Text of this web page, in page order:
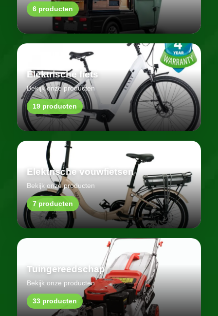
6 producten
Elektrische fiets
Bekijk onze producten
19 producten
Elektrische vouwfietsen
Bekijk onze producten
7 producten
Tuingereedschap
Bekijk onze producten
33 producten